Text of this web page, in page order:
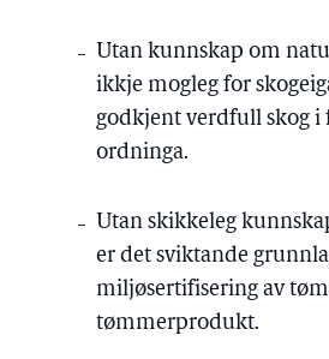
Utan kunnskap om
ikkje mogleg for
godkjent verdfull skog
ordninga.
Utan skikkeleg
er det sviktande
miljøsertifisering av
tømmerprodukt.